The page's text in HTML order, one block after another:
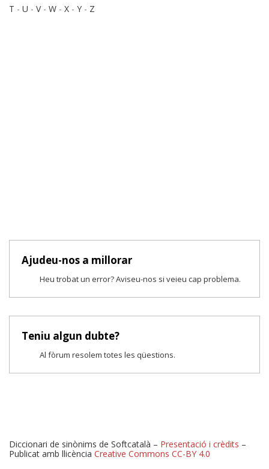
T - U - V- W - X - Y - Z
Ajudeu-nos a millorar
Heu trobat un error? Aviseu-nos si veieu cap problema.
Teniu algun dubte?
Al fòrum resolem totes les qüestions.
Diccionari de sinònims de Softcatalà – Presentació i crèdits –
Publicat amb llicència Creative Commons CC-BY 4.0